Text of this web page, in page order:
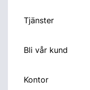
Tjänster
Bli vår kund
Kontor